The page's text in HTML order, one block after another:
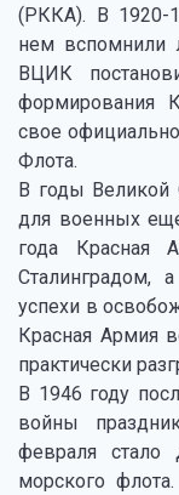
(РККА). В 1920-
нем вспомнили
ВЦИК
формирования
свое
Флота.
В годы Великой
для военных
года Красная
Сталинградом,
успехи в
Красная Армия
практически
В 1946 году
войны
февраля
морского